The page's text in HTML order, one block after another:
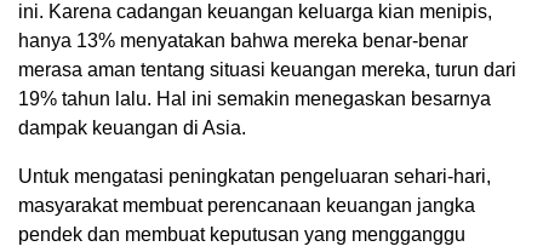
ini. Karena cadangan keuangan keluarga kian menipis,
hanya 13% menyatakan bahwa mereka benar-benar
merasa aman tentang situasi keuangan mereka, turun dari
19% tahun lalu. Hal ini semakin menegaskan besarnya
dampak keuangan di Asia.
Untuk mengatasi peningkatan pengeluaran sehari-hari,
masyarakat membuat perencanaan keuangan jangka
pendek dan membuat keputusan yang mengganggu